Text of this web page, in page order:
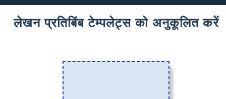
लेखन प्रतिबिंब टेम्पलेट्स को अनुकूलित करें